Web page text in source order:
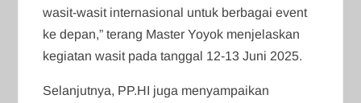
wasit-wasit internasional untuk berbagai event
ke depan,” terang Master Yoyok menjelaskan
kegiatan wasit pada tanggal 12-13 Juni 2025.
Selanjutnya, PP.HI juga menyampaikan